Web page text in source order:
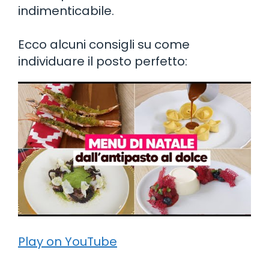
indimenticabile.
Ecco alcuni consigli su come
individuare il posto perfetto:
Play on YouTube